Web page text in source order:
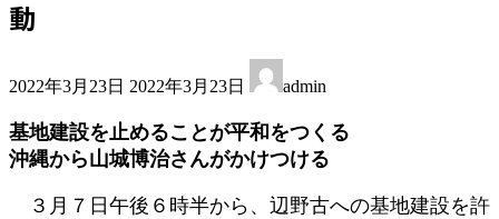
動
2022年3月23日 終
新
日
:
2022年3月23日 admin
基地建設を止めることが平和をつくる
沖縄から山城博治さんがかけつける
３月７日午後６時半から、辺野古への基地建設を許